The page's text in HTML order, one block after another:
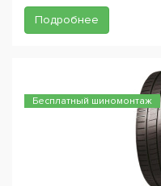
Подробнее
Бесплатный шиномонтаж